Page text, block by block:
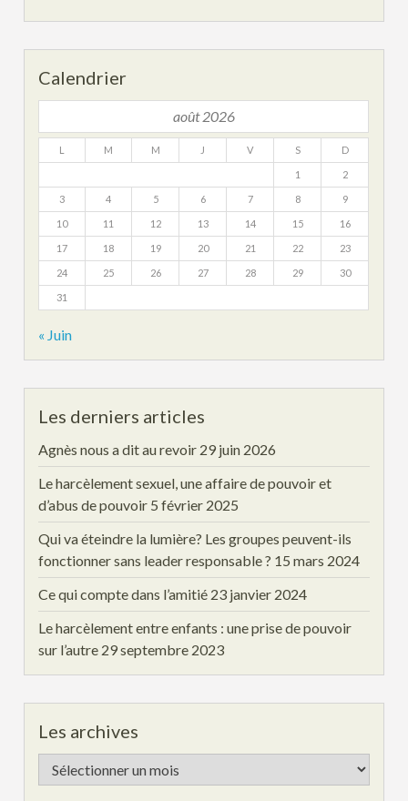
Calendrier
août 2026
L M M J V S D
1 2
3 4 5 6 7 8 9
10 11 12 13 14 15 16
17 18 19 20 21 22 23
24 25 26 27 28 29 30
31
« Juin
Les derniers articles
Agnès nous a dit au revoir 29 juin 2026
Le harcèlement sexuel, une affaire de pouvoir et
d’abus de pouvoir 5 février 2025
Qui va éteindre la lumière? Les groupes peuvent-ils
fonctionner sans leader responsable ? 15 mars 2024
Ce qui compte dans l’amitié 23 janvier 2024
Le harcèlement entre enfants : une prise de pouvoir
sur l’autre 29 septembre 2023
Les archives
Les
archives